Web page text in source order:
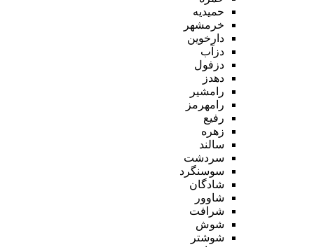
حمیدیه
خرمشهر
دارخوین
دزآب
دزفول
دهدز
رامشیر
رامهرمز
رفیع
زهره
سالند
سردشت
سوسنگرد
شادگان
شاوور
شرافت
شوش
شوشتر